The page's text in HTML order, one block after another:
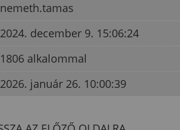
nemeth.tamas
2024. december 9. 15:06:24
1806 alkalommal
2026. január 26. 10:00:39